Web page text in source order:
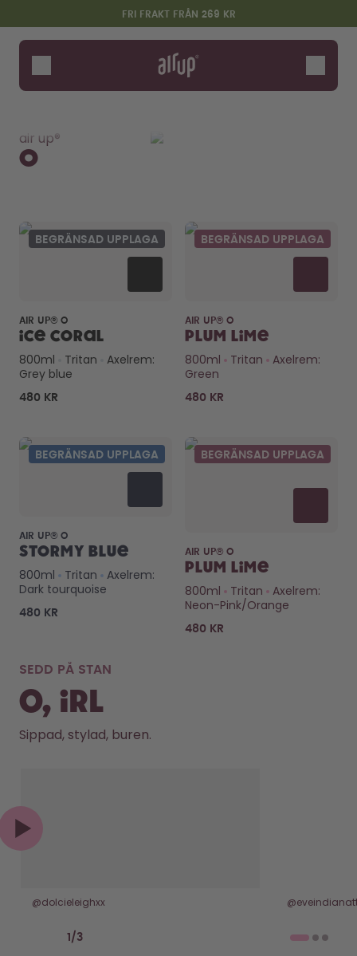
Hoppa till huvudinnehållet
Information om tillgänglighet
FRI FRAKT FRÅN 269 KR
Flaskor
Smaker
Starter Sets
Hur det fungerar
Hjälp & FAQ
Jämför flaskor
air up®
O
BEGRÄNSAD UPPLAGA
AIR UP® O
Ice Coral
800ml
Tritan
Axelrem:
Grey blue
480 KR
BEGRÄNSAD UPPLAGA
AIR UP® O
Plum Lime
800ml
Tritan
Axelrem:
Green
480 KR
BEGRÄNSAD UPPLAGA
AIR UP® O
Stormy Blue
800ml
Tritan
Axelrem:
Dark tourquoise
480 KR
BEGRÄNSAD UPPLAGA
AIR UP® O
Plum Lime
800ml
Tritan
Axelrem:
Neon-Pink/Orange
480 KR
SEDD PÅ STAN
o, IRL
Sippad, stylad, buren.
@dolcieleighxx
1 / 3